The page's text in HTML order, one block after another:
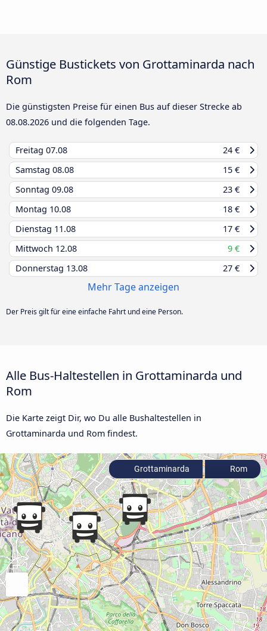
Günstige Bustickets von Grottaminarda nach
Rom
Die günstigsten Preise für einen Bus auf dieser Strecke ab
08.08.2026 und die folgenden Tage.
Freitag 07.08
24 €
Samstag 08.08
15 €
Sonntag 09.08
23 €
Montag 10.08
18 €
Dienstag 11.08
17 €
Mittwoch 12.08
9 €
Donnerstag 13.08 27 €
Mehr Tage anzeigen
Der Preis gilt für eine einfache Fahrt und eine Person.
Alle Bus-Haltestellen in Grottaminarda und
Rom
Die Karte zeigt Dir, wo Du alle Bushaltestellen in
Grottaminarda und Rom findest.
Grottaminarda Rom